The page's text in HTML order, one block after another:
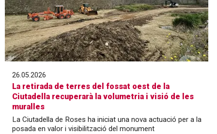
26.05.2026
La retirada de terres del fossat oest de la
Ciutadella recuperarà la volumetria i visió de les
muralles
La Ciutadella de Roses ha iniciat una nova actuació per a la
posada en valor i visibilització del monument